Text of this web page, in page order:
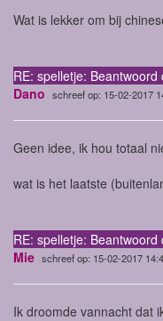
Wat is lekker om bij
RE: spelletje: Beantwoord
Dano schreef op: 15-02-2017
Geen idee, ik hou totaal
wat is het laatste
RE: spelletje: Beantwoord
Mie schreef op: 15-02-2017
Ik droomde vannacht dat